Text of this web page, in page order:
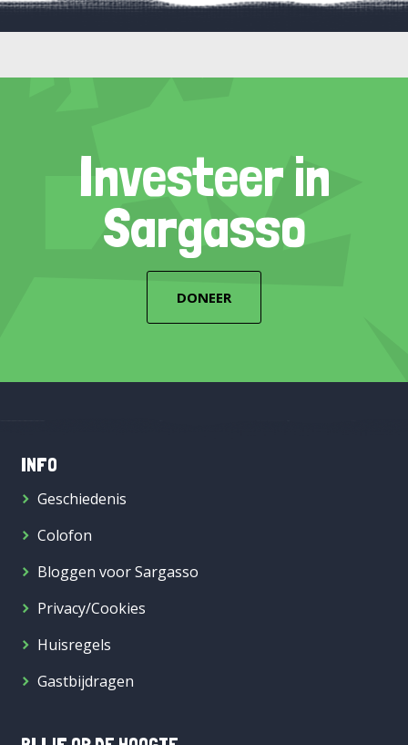
Investeer in
Sargasso
DONEER
INFO
Geschiedenis
Colofon
Bloggen voor Sargasso
Privacy/Cookies
Huisregels
Gastbijdragen